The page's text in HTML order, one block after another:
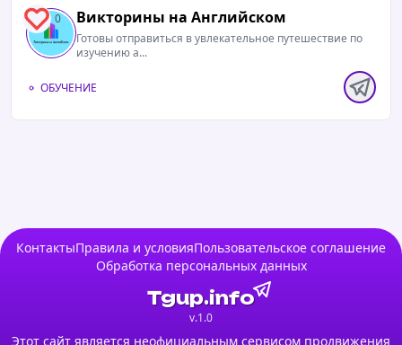
0 Викторины на Английском
Готовы отправиться в увлекательное путешествие по
изучению а...
ОБУЧЕНИЕ
КонтактыПравила и условияПользовательское соглашение
Обработка персональных данных
Tgup.info
v.1.0
Этот сайт является неофициальным сервисом продвижения